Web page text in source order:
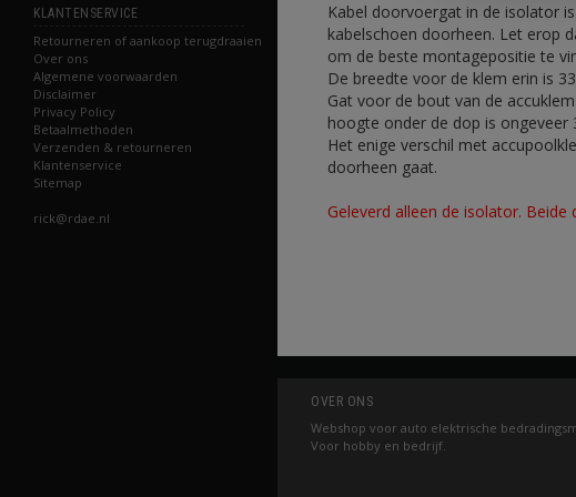
KLANTENSERVICE
Retourneren of aankoop terugdraaien
Over ons
Algemene voorwaarden
Disclaimer
Privacy Policy
Betaalmethoden
Verzenden & retourneren
Klantenservice
Sitemap
rick@rdae.nl
Kabel doorvoergat in de isolator
kabelschoen doorheen. Let erop
om de beste montagepositie te
De breedte voor de klem erin is
Gat voor de bout van de
hoogte onder de dop is ongeveer
Het enige verschil met
doorheen gaat.
Geleverd alleen de isolator. Beide
OVER ONS
Webshop voor auto elektrische
Voor hobby en bedrijf.